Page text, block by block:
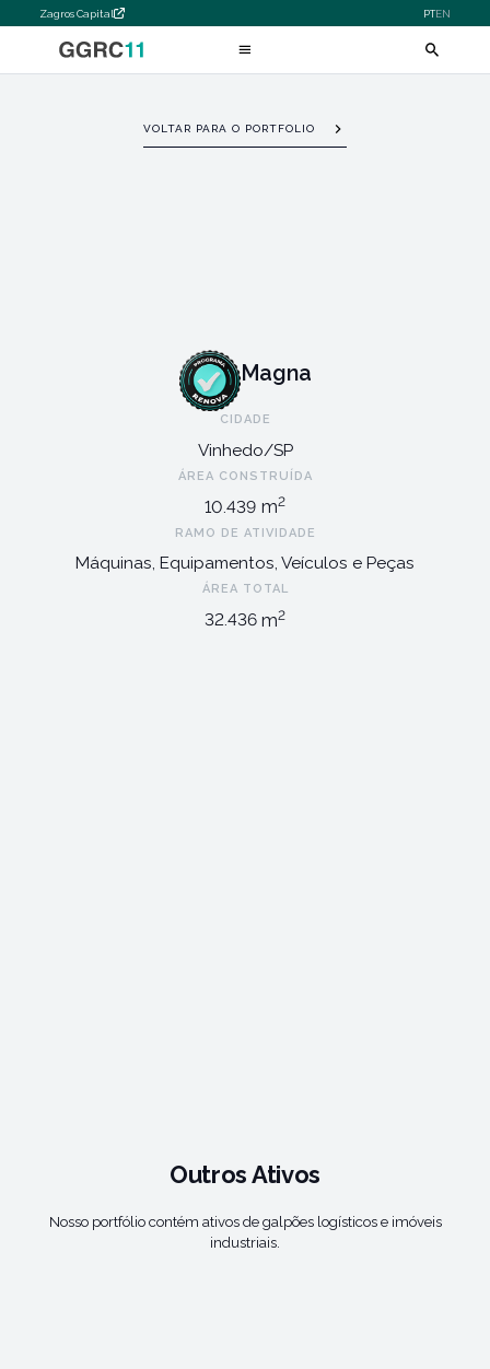
Zagros Capital PTEN
VOLTAR PARA O PORTFOLIO
Magna
CIDADE
Vinhedo/SP
ÁREA CONSTRUÍDA
10.439 m2
RAMO DE ATIVIDADE
Máquinas, Equipamentos, Veículos e Peças
ÁREA TOTAL
32.436 m2
Outros Ativos
Nosso portfólio contém ativos de galpões logísticos e imóveis
industriais.